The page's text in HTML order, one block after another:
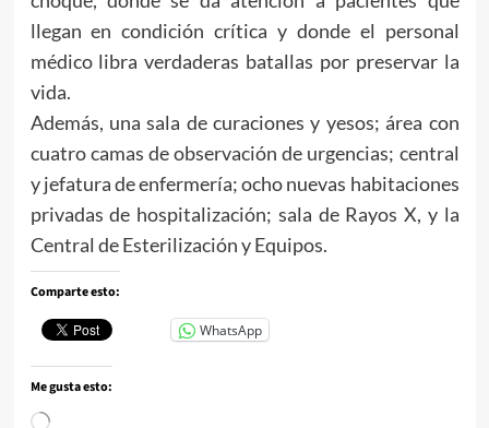
llegan en condición crítica y donde el personal
médico libra verdaderas batallas por preservar la
vida.
Además, una sala de curaciones y yesos; área con
cuatro camas de observación de urgencias; central
y jefatura de enfermería; ocho nuevas habitaciones
privadas de hospitalización; sala de Rayos X, y la
Central de Esterilización y Equipos.
Comparte esto:
WhatsApp
Me gusta esto:
Cargando...